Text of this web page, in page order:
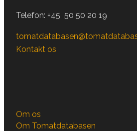
Telefon: +45 50 50 20 19
Kontakt os
Om os
Om Tomatdatabasen